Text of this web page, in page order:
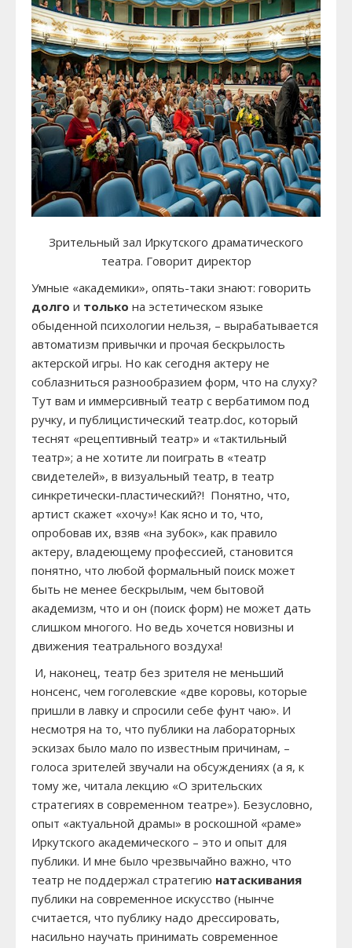
Зрительный зал Иркутского драматического
театра. Говорит директор
Умные «академики», опять-таки знают: говорить
долго и только на эстетическом языке
обыденной психологии нельзя, – вырабатывается
автоматизм привычки и прочая бескрылость
актерской игры. Но как сегодня актеру не
соблазниться разнообразием форм, что на слуху?
Тут вам и иммерсивный театр с вербатимом под
ручку, и публицистический театр.doc, который
теснят «рецептивный театр» и «тактильный
театр»; а не хотите ли поиграть в «театр
свидетелей», в визуальный театр, в театр
синкретически-пластический?! Понятно, что,
артист скажет «хочу»! Как ясно и то, что,
опробовав их, взяв «на зубок», как правило
актеру, владеющему профессией, становится
понятно, что любой формальный поиск может
быть не менее бескрылым, чем бытовой
академизм, что и он (поиск форм) не может дать
слишком многого. Но ведь хочется новизны и
движения театрального воздуха!
И, наконец, театр без зрителя не меньший
нонсенс, чем гоголевские «две коровы, которые
пришли в лавку и спросили себе фунт чаю». И
несмотря на то, что публики на лабораторных
эскизах было мало по известным причинам, –
голоса зрителей звучали на обсуждениях (а я, к
тому же, читала лекцию «О зрительских
стратегиях в современном театре»). Безусловно,
опыт «актуальной драмы» в роскошной «раме»
Иркутского академического – это и опыт для
публики. И мне было чрезвычайно важно, что
театр не поддержал стратегию натаскивания
публики на современное искусство (нынче
считается, что публику надо дрессировать,
насильно научать принимать современное